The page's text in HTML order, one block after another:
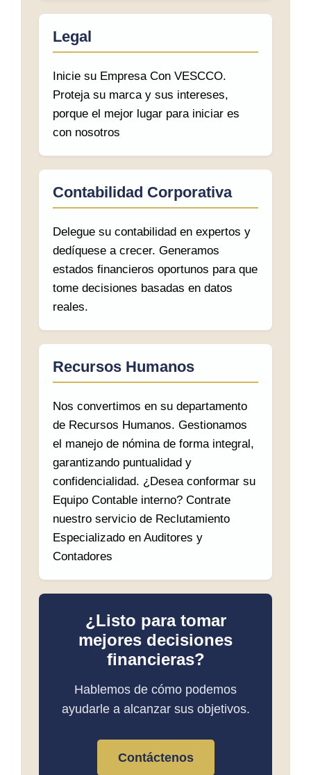
Legal
Inicie su Empresa Con VESCCO.
Proteja su marca y sus intereses,
porque el mejor lugar para iniciar es
con nosotros
Contabilidad Corporativa
Delegue su contabilidad en expertos y
dedíquese a crecer. Generamos
estados financieros oportunos para que
tome decisiones basadas en datos
reales.
Recursos Humanos
Nos convertimos en su departamento
de Recursos Humanos. Gestionamos
el manejo de nómina de forma integral,
garantizando puntualidad y
confidencialidad. ¿Desea conformar su
Equipo Contable interno? Contrate
nuestro servicio de Reclutamiento
Especializado en Auditores y
Contadores
¿Listo para tomar
mejores decisiones
financieras?
Hablemos de cómo podemos
ayudarle a alcanzar sus objetivos.
Contáctenos